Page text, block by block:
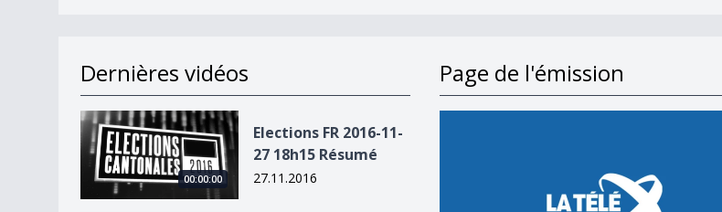
Dernières vidéos
Elections FR 2016-11-27 18h15 Résumé
00:00:00
Elections FR 2016-11-
27 18h15 Résumé
27.11.2016
Page de l'émission